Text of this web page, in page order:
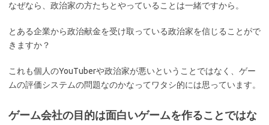
なぜなら、政治家の方たちとやっていることは一緒ですから。
とある企業から政治献金を受け取っている政治家を信じることがで
きますか？
これも個人のYouTuberや政治家が悪いということではなく、ゲー
ムの評価システムの問題なのかなってワタシ的には思っています。
ゲーム会社の目的は面白いゲームを作ることではな